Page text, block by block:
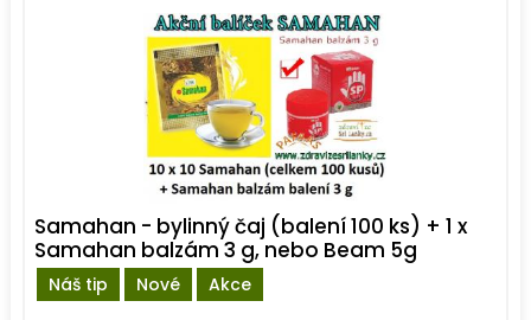
Náš tip Nové Akce
Samahan - bylinný čaj (balení 100 ks) + 1 x
Samahan balzám 3 g, nebo Beam 5g